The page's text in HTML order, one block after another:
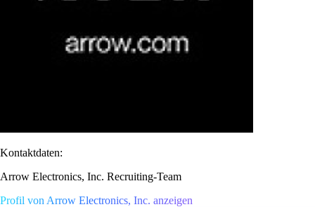
Kontaktdaten:
Arrow Electronics, Inc. Recruiting-Team
Profil von Arrow Electronics, Inc. anzeigen